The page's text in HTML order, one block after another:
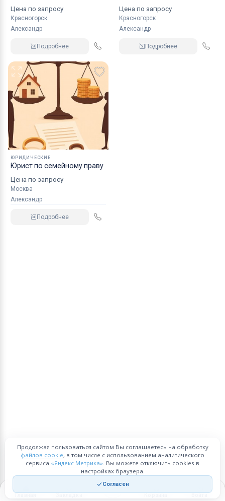
Цена по запросу
Красногорск
Александр
Подробнее
Цена по запросу
Красногорск
Александр
Подробнее
ЮРИДИЧЕСКИЕ
Юрист по семейному праву
Цена по запросу
Москва
Александр
Подробнее
Главная Закладки Корзина Войти
Продолжая пользоваться сайтом Вы соглашаетесь на обработку
файлов cookie, в том числе с использованием аналитического
сервиса «Яндекс Метрика». Вы можете отключить cookies в
настройках браузера.
Согласен